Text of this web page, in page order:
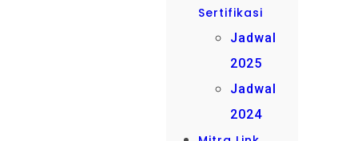
Sertifikasi
Jadwal
2025
Jadwal
2024